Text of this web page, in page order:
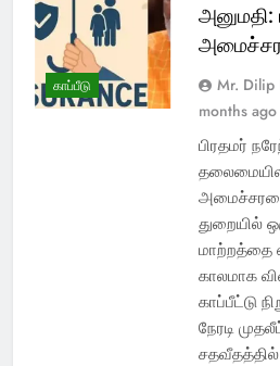
காப்பீடு
அனுமதி:
Mr. Dilip
months ago
பிரதமர்
துறையில்
மாற்றத்தை
காலமாக
காப்பீட்டு
நேரடி